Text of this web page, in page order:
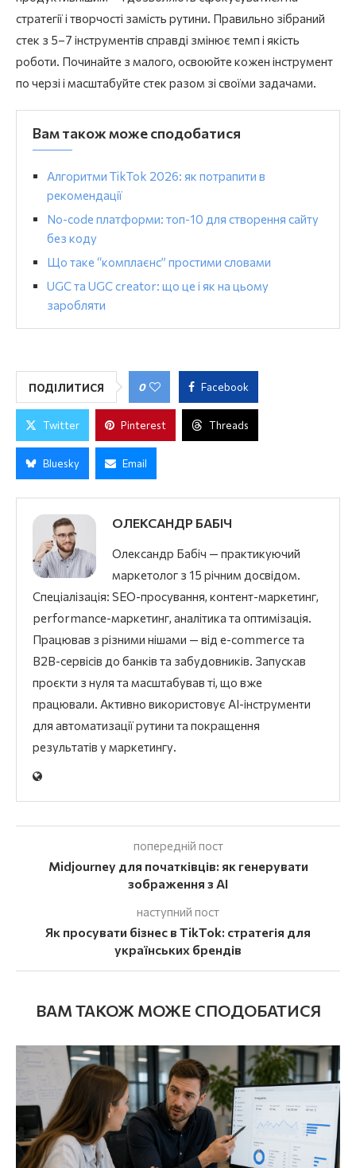
стратегії і творчості замість рутини. Правильно зібраний
стек з 5–7 інструментів справді змінює темп і якість
роботи. Починайте з малого, освоюйте кожен інструмент
по черзі і масштабуйте стек разом зі своїми задачами.
Вам також може сподобатися
Алгоритми TikTok 2026: як потрапити в
рекомендації
No-code платформи: топ-10 для створення сайту
без коду
Що таке “комплаєнс” простими словами
UGC та UGC creator: що це і як на цьому
заробляти
ПОДІЛИТИСЯ 0 Facebook
Twitter Pinterest Threads
Bluesky Email
ОЛЕКСАНДР БАБІЧ
Олександр Бабіч — практикуючий
маркетолог з 15 річним досвідом.
Спеціалізація: SEO-просування, контент-маркетинг,
performance-маркетинг, аналітика та оптимізація.
Працював з різними нішами — від e-commerce та
B2B-сервісів до банків та забудовників. Запускав
проєкти з нуля та масштабував ті, що вже
працювали. Активно використовує AI-інструменти
для автоматизації рутини та покращення
результатів у маркетингу.
попередній пост
Midjourney для початківців: як генерувати
зображення з AI
наступний пост
Як просувати бізнес в TikTok: стратегія для
українських брендів
ВАМ ТАКОЖ МОЖЕ СПОДОБАТИСЯ